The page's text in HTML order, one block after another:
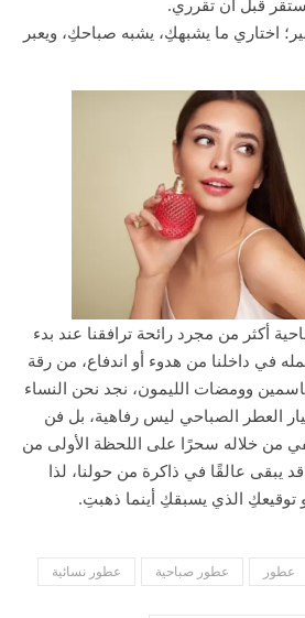
قبل أن تقرري.
اختاري ما يشبهكِ، يشبه صباحكِ، ويعبر
أكثر من مجرد رائحة ترافقنا عند بدء
في داخلنا من هدوء أو اندفاع، من رقة
وومضات الليمون، نجد نحن النساء
العطر الصباحي ليس رفاهية، بل فن
من خلاله سحرًا على اللحظة الأولى من
قد يبقى عالقًا في ذاكرة من حولنا، لذا
توقيعكِ الذي يسبقكِ أينما ذهبتِ.
عطور عطور صباحية
عطور نسائية